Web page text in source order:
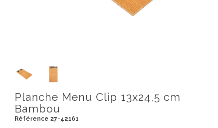
Planche Menu Clip 13x24,5 cm
Bambou
Référence 27-42161